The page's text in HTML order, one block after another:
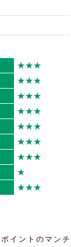
★★★
★★★
★★★
★★★
★★★
★★★
★★★
★
★★★
イントのマン